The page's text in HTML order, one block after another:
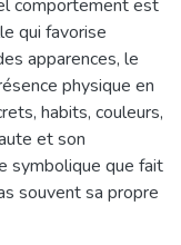
comportement est
qui favorise
apparences, le
physique en
habits, couleurs,
et son
symbolique que fait
souvent sa propre